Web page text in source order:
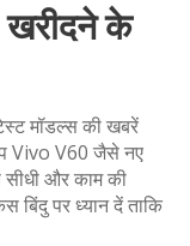
ना
खरीदने के
मॉडल्स की खबरें
Vivo V60 जैसे नए
और काम की
बिंदु पर ध्यान दें ताकि